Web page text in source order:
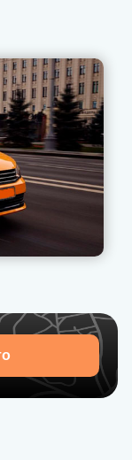
Все
построенный
и
водитель
в течение дня.
чтобы помочь